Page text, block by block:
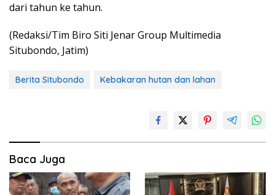
dari tahun ke tahun.
(Redaksi/Tim Biro Siti Jenar Group Multimedia
Situbondo, Jatim)
Berita Situbondo Kebakaran hutan dan lahan
Baca Juga